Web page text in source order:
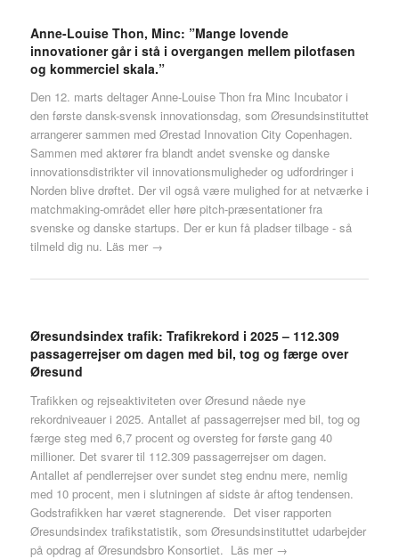
Anne-Louise Thon, Minc: ”Mange lovende
innovationer går i stå i overgangen mellem pilotfasen
og kommerciel skala.”
Den 12. marts deltager Anne-Louise Thon fra Minc Incubator i
den første dansk-svensk innovationsdag, som Øresundsinstituttet
arrangerer sammen med Ørestad Innovation City Copenhagen.
Sammen med aktører fra blandt andet svenske og danske
innovationsdistrikter vil innovationsmuligheder og udfordringer i
Norden blive drøftet. Der vil også være mulighed for at netværke i
matchmaking-området eller høre pitch-præsentationer fra
svenske og danske startups. Der er kun få pladser tilbage - så
tilmeld dig nu. Läs mer →
Øresundsindex trafik: Trafikrekord i 2025 – 112.309
passagerrejser om dagen med bil, tog og færge over
Øresund
Trafikken og rejseaktiviteten over Øresund nåede nye
rekordniveauer i 2025. Antallet af passagerrejser med bil, tog og
færge steg med 6,7 procent og oversteg for første gang 40
millioner. Det svarer til 112.309 passagerrejser om dagen.
Antallet af pendlerrejser over sundet steg endnu mere, nemlig
med 10 procent, men i slutningen af sidste år aftog tendensen.
Godstrafikken har været stagnerende. Det viser rapporten
Øresundsindex trafikstatistik, som Øresundsinstituttet udarbejder
på opdrag af Øresundsbro Konsortiet. Läs mer →